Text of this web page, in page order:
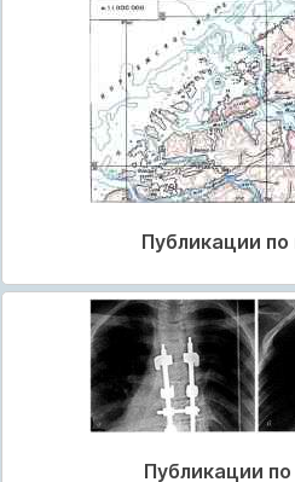
Публикации по
Публикации